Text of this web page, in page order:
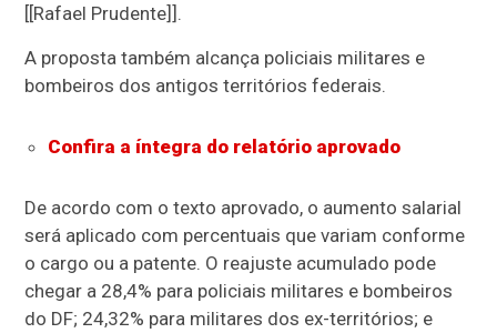
[[Rafael Prudente]].
A proposta também alcança policiais militares e
bombeiros dos antigos territórios federais.
Confira a íntegra do relatório aprovado
De acordo com o texto aprovado, o aumento salarial
será aplicado com percentuais que variam conforme
o cargo ou a patente. O reajuste acumulado pode
chegar a 28,4% para policiais militares e bombeiros
do DF; 24,32% para militares dos ex-territórios; e